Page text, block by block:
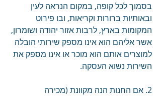
בסמוך לכל קופה, במקום הנראה לעין
ובאותיות ברורות וקריאות, ובו פירוט
המקומות בארץ, לרבות אזור יהודה ושומרון,
אשר אליהם הוא אינו מספק שירותי הובלה
למוצרים אותם הוא מוכר או אינו מספק את
השירות נשוא העסקה.
2. אם החנות הנה מקוונת (מכירה